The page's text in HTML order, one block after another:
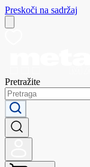
Preskoči na sadržaj
Pretražite